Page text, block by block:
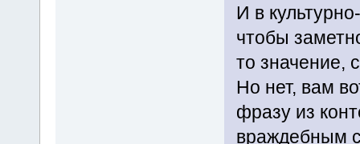
И в
чтобы
то значение,
Но нет, вам
фразу из
враждебным